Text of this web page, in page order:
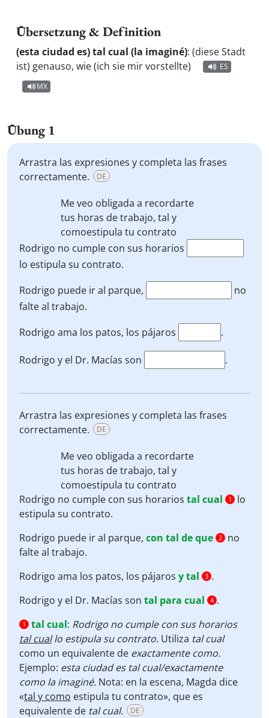
Übersetzung & Definition
(esta ciudad es) tal cual (la imaginé): (diese Stadt
ist) genauso, wie (ich sie mir vorstellte)
ES
MX
Übung 1
Arrastra las expresiones y completa las frases
correctamente.
DE
Me veo obligada a recordarte
tus horas de trabajo, tal y
comoestipula tu contrato
Rodrigo no cumple con sus horarios
lo estipula su contrato.
Rodrigo puede ir al parque,
no
falte al trabajo.
Rodrigo ama los patos, los pájaros
.
Rodrigo y el Dr. Macías son .
Arrastra las expresiones y completa las frases
correctamente.
DE
Me veo obligada a recordarte
tus horas de trabajo, tal y
comoestipula tu contrato
Rodrigo no cumple con sus horarios tal cual 1
lo
estipula su contrato.
Rodrigo puede ir al parque, con tal de que 2
no
falte al trabajo.
Rodrigo ama los patos, los pájaros y tal 3 .
Rodrigo y el Dr. Macías son tal para cual 4 .
1 tal cual: Rodrigo no cumple con sus horarios
tal cuallo estipula su contrato. Utiliza tal cual
como un equivalente de exactamente como.
Ejemplo: esta ciudad es tal cual/exactamente
como la imaginé. Nota: en la escena, Magda dice
«tal y como estipula tu contrato», que es
equivalente de tal cual. DE